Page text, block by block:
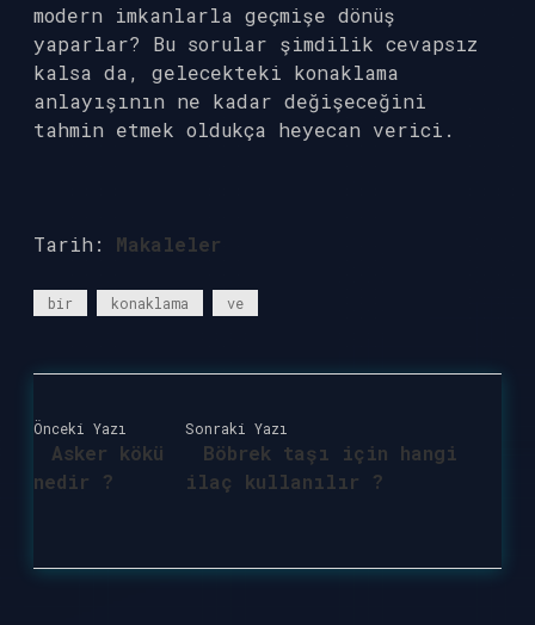
modern imkanlarla geçmişe dönüş
yaparlar? Bu sorular şimdilik cevapsız
kalsa da, gelecekteki konaklama
anlayışının ne kadar değişeceğini
tahmin etmek oldukça heyecan verici.
Tarih: Makaleler
bir konaklama ve
Önceki Yazı
Asker kökü
nedir ?
Sonraki Yazı
Böbrek taşı için hangi
ilaç kullanılır ?